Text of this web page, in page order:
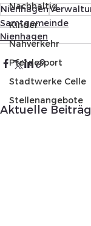
Nachhaltig
Kinder
Nahverkehr
Pferdesport
Stadtwerke Celle
Stellenangebote
Nienhagen
Samtgemeinde
Nienhagen
Aktuelle